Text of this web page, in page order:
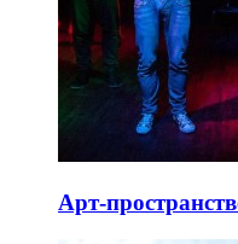
Арт-